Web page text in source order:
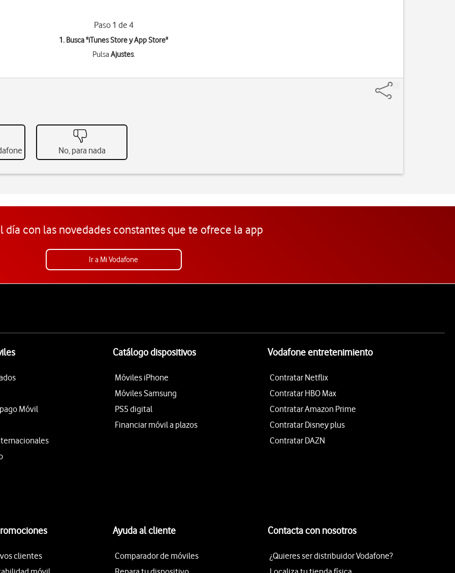
Paso 1 de 4
1. Busca "iTunes Store y App Store"
PulsaAjustes.
No, para nada
día con las novedades constantes que te ofrece la app
Ir a Mi Vodafone
Móvil
Catálogo dispositivos
Móviles iPhone
Móviles Samsung
PS5 digital
Financiar móvil a plazos
Vodafone entretenimiento
Contratar Netflix
Contratar HBO Max
Contratar Amazon Prime
Contratar Disney plus
Contratar DAZN
clientes
Ayuda al cliente
Comparador de móviles
Contacta con nosotros
¿Quieres ser distribuidor Vodafone?